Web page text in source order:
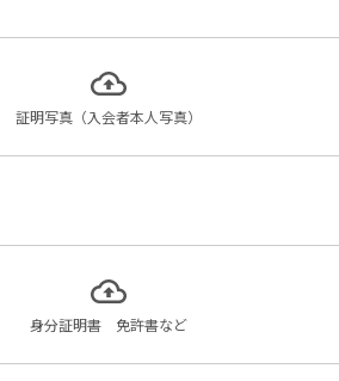
証明写真（入会者本人写真）
身分証明書 免許書など